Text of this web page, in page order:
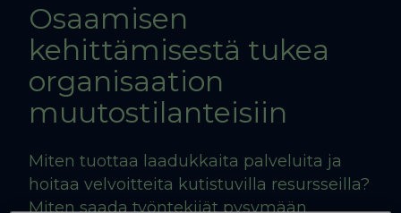
Osaamisen
kehittämisestä tukea
organisaation
muutostilanteisiin
Miten tuottaa laadukkaita palveluita ja
hoitaa velvoitteita kutistuvilla resursseilla?
Miten saada työntekijät pysymään